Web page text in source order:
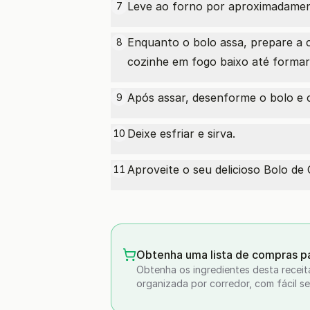
7 Leve ao forno por
8 Enquanto o bolo assa, prepare a
cozinhe em fogo baixo até
9 Após assar, desenforme o bolo
10 Deixe esfriar e sirva.
11 Aproveite o seu delicioso Bolo de
Obtenha uma lista de compras
Obtenha os ingredientes desta
organizada por corredor, com fácil